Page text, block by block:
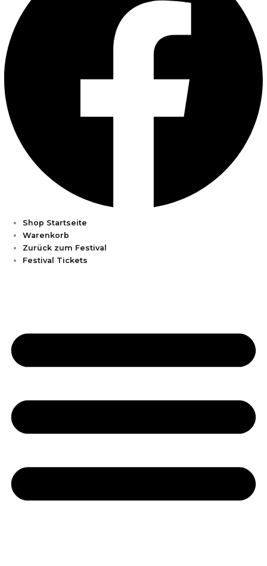
Shop Startseite
Warenkorb
Zurück zum Festival
Festival Tickets